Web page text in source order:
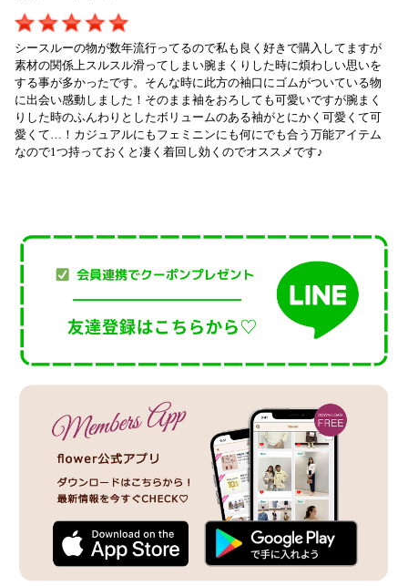
シースルーの物が数年流行ってるので私も良く好きで購入してますが
素材の関係上スルスル滑ってしまい腕まくりした時に煩わしい思いを
する事が多かったです。そんな時に此方の袖口にゴムがついている物
に出会い感動しました！そのまま袖をおろしても可愛いですが腕まく
りした時のふんわりとしたボリュームのある袖がとにかく可愛くて可
愛くて…！カジュアルにもフェミニンにも何にでも合う万能アイテム
なので1つ持っておくと凄く着回し効くのでオススメです♪